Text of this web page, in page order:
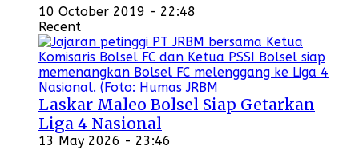
10 October 2019 - 22:48
Recent
Laskar Maleo Bolsel Siap Getarkan
Liga 4 Nasional
13 May 2026 - 23:46